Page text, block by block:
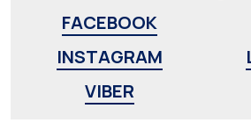
FACEBOOK
INSTAGRAM
VIBER